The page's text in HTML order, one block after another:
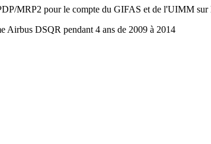
MRP2 pour le compte du GIFAS et de l'UIMM sur
DSQR pendant 4 ans de 2009 à 2014